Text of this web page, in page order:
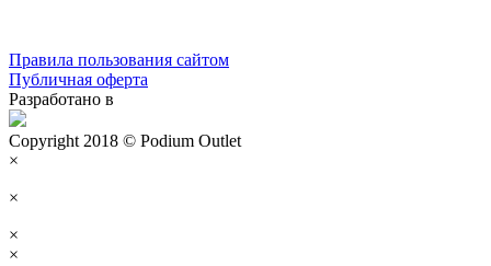
Правила пользования сайтом
Публичная оферта
Разработано в
Copyright 2018 © Podium Outlet
×
×
×
×